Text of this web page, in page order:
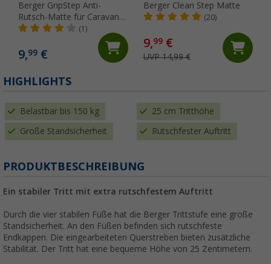
Berger GripStep Anti-
Rutsch-Matte für Caravan
Step Tritthocker(1)
9,99 €
Berger Clean Step Matte
(20)
9,99€
UVP 14,99 €
HIGHLIGHTS
Belastbar bis 150 kg 25 cm Tritthöhe
Große Standsicherheit Rutschfester Auftritt
PRODUKTBESCHREIBUNG
Ein stabiler Tritt mit extra rutschfestem Auftritt
Durch die vier stabilen Füße hat die Berger Trittstufe eine große
Standsicherheit. An den Füßen befinden sich rutschfeste
Endkappen. Die eingearbeiteten Querstreben bieten zusätzliche
Stabilität. Der Tritt hat eine bequeme Höhe von 25 Zentimetern.